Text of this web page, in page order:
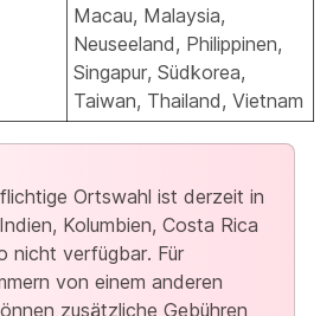
Macau, Malaysia,
Neuseeland, Philippinen,
Singapur, Südkorea,
Taiwan, Thailand, Vietnam
Ortswahl ist derzeit in
Kolumbien, Costa Rica
nicht verfügbar. Für
von einem anderen
zusätzliche Gebühren